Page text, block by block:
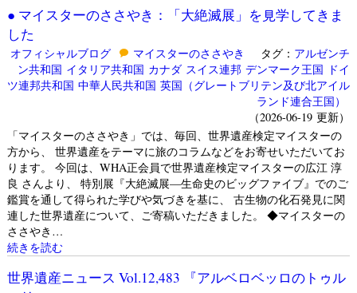
● マイスターのささやき：「大絶滅展」を見学してきま
した
オフィシャルブログ マイスターのささやき タグ： アルゼンチ
ン共和国 イタリア共和国 カナダ スイス連邦 デンマーク王国 ドイ
ツ連邦共和国 中華人民共和国 英国（グレートブリテン及び北アイル
ランド連合王国）
（2026-06-19 更新）
「マイスターのささやき」では、毎回、世界遺産検定マイスターの
方から、 世界遺産をテーマに旅のコラムなどをお寄せいただいてお
ります。 今回は、WHA正会員で世界遺産検定マイスターの広江 淳
良 さんより、 特別展『大絶滅展—生命史のビッグファイブ』でのご
鑑賞を通して得られた学びや気づきを基に、 古生物の化石発見に関
連した世界遺産について、ご寄稿いただきました。 ◆マイスターの
ささやき…
続きを読む
世界遺産ニュース Vol.12,483 『アルベロベッロのトゥル